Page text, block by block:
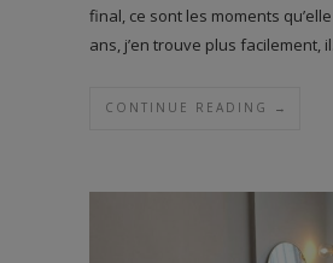
final, ce sont les moments
ans, j’en trouve plus facilement,
CONTINUE READING →